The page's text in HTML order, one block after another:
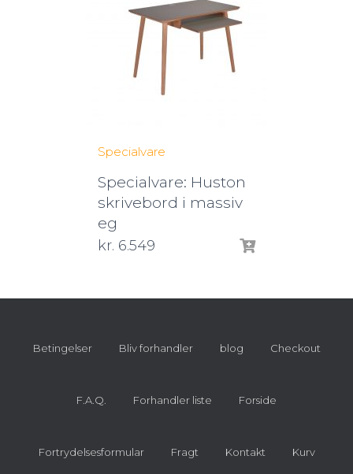
Specialvare
Specialvare: Huston
skrivebord i massiv
eg
kr. 6.549
Betingelser Bliv forhandler blog Checkout
F.A.Q. Forhandler liste Forside
Fortrydelsesformular Fragt Kontakt Kurv